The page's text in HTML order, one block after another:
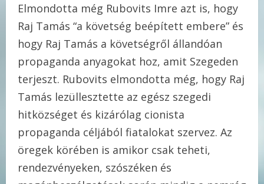
Elmondotta még Rubovits Imre azt is, hogy
Raj Tamás “a követség beépített embere” és
hogy Raj Tamás a követségről állandóan
propaganda anyagokat hoz, amit Szegeden
terjeszt. Rubovits elmondotta még, hogy Raj
Tamás lezüllesztette az egész szegedi
hitközséget és kizárólag cionista
propaganda céljából fiatalokat szervez. Az
öregek körében is amikor csak teheti,
rendezvényeken, szószéken és